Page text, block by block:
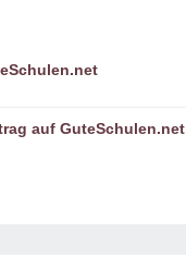
auf GuteSchulen.net